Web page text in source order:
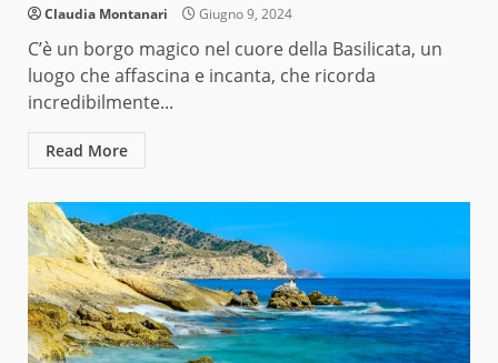
Claudia Montanari Giugno 9, 2024
C’è un borgo magico nel cuore della Basilicata, un
luogo che affascina e incanta, che ricorda
incredibilmente...
Read More